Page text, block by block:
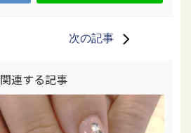
次の記事
関連する記事